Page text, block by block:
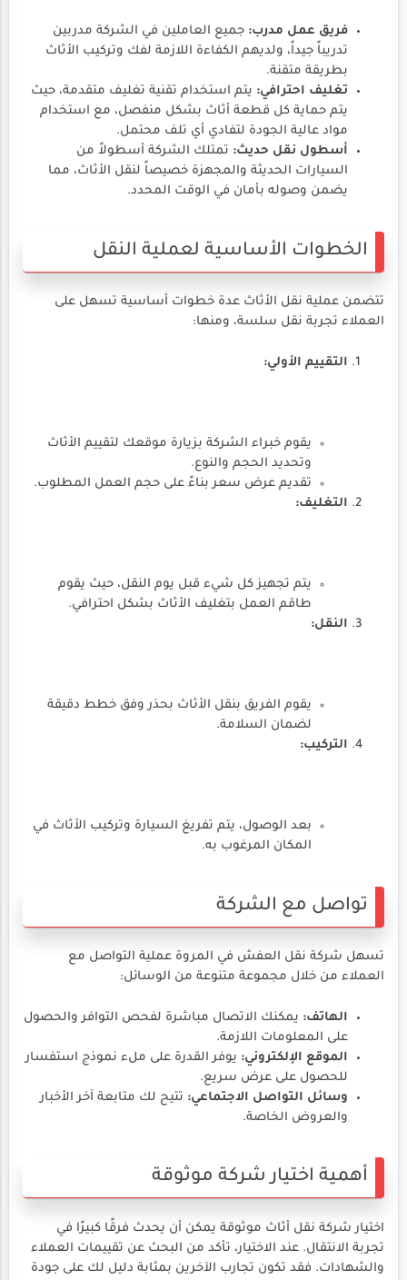
فريق عمل مدرب: جميع العاملين في الشركة مدربين
تدريباً جيداً، ولديهم الكفاءة اللازمة لفك وتركيب الأثاث
بطريقة متقنة.
تغليف احترافي: يتم استخدام تقنية تغليف متقدمة، حيث
يتم حماية كل قطعة أثاث بشكل منفصل، مع استخدام
مواد عالية الجودة لتفادي أي تلف محتمل.
أسطول نقل حديث: تمتلك الشركة أسطولاً من
السيارات الحديثة والمجهزة خصيصاً لنقل الأثاث، مما
يضمن وصوله بأمان في الوقت المحدد.
الخطوات الأساسية لعملية النقل
تتضمن عملية نقل الأثاث عدة خطوات أساسية تسهل على
العملاء تجربة نقل سلسة، ومنها:
التقييم الأولي:
يقوم خبراء الشركة بزيارة موقعك لتقييم الأثاث
وتحديد الحجم والنوع.
تقديم عرض سعر بناءً على حجم العمل المطلوب.
التغليف:
يتم تجهيز كل شيء قبل يوم النقل، حيث يقوم
طاقم العمل بتغليف الأثاث بشكل احترافي.
النقل:
يقوم الفريق بنقل الأثاث بحذر وفق خطط دقيقة
لضمان السلامة.
التركيب:
بعد الوصول، يتم تفريغ السيارة وتركيب الأثاث في
المكان المرغوب به.
تواصل مع الشركة
تسهل شركة نقل العفش في المروة عملية التواصل مع
العملاء من خلال مجموعة متنوعة من الوسائل:
الهاتف: يمكنك الاتصال مباشرة لفحص التوافر والحصول
على المعلومات اللازمة.
الموقع الإلكتروني: يوفر القدرة على ملء نموذج استفسار
للحصول على عرض سريع.
وسائل التواصل الاجتماعي: تتيح لك متابعة آخر الأخبار
والعروض الخاصة.
أهمية اختيار شركة موثوقة
اختيار شركة نقل أثاث موثوقة يمكن أن يحدث فرقًا كبيرًا في
تجربة الانتقال. عند الاختيار، تأكد من البحث عن تقييمات العملاء
والشهادات. فقد تكون تجارب الآخرين بمثابة دليل لك على جودة